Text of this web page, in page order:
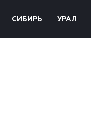
СИБИРЬ УРАЛ